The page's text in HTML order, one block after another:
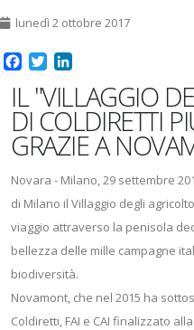
lunedì 2 ottobre 2017
Facebook
Twitter
IL "VILLAGGIO
DI COLDIRETTI
GRAZIE A
Novara - Milano, 29 settembre
di Milano il Villaggio degli
viaggio attraverso la penisola
bellezza delle mille campagne
biodiversità.
Novamont, che nel 2015 ha
Coldiretti, FAI e CAI finalizzato